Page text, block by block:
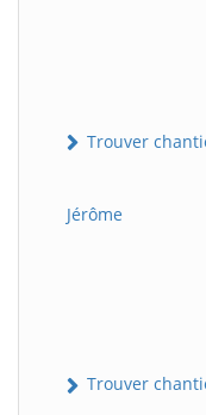
Trouver
Jérôme
Trouver